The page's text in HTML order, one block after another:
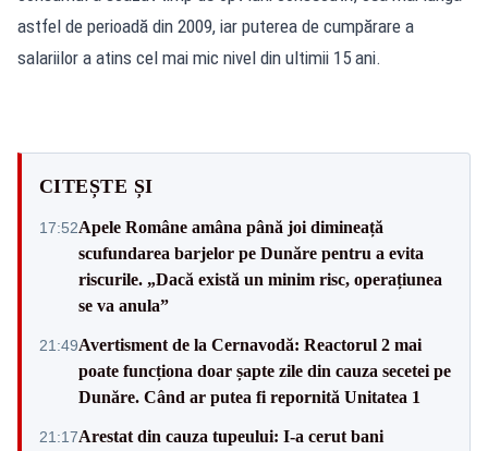
astfel de perioadă din 2009, iar puterea de cumpărare a
salariilor a atins cel mai mic nivel din ultimii 15 ani.
CITEȘTE ȘI
17:52Apele Române amâna până joi dimineață
scufundarea barjelor pe Dunăre pentru a evita
riscurile. „Dacă există un minim risc, operațiunea
se va anula”
21:49Avertisment de la Cernavodă: Reactorul 2 mai
poate funcționa doar șapte zile din cauza secetei pe
Dunăre. Când ar putea fi repornită Unitatea 1
21:17Arestat din cauza tupeului: I-a cerut bani